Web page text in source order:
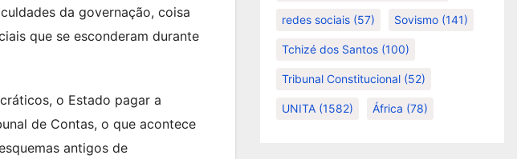
da governação, coisa
que se esconderam durante
o Estado pagar a
de Contas, o que acontece
antigos de
redes sociais (57) Sovismo (141)
Tchizé dos Santos (100)
Tribunal Constitucional (52)
UNITA (1582) África (78)